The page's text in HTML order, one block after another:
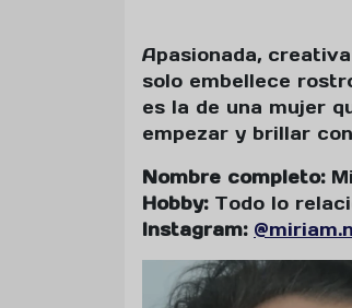
Apasionada,
solo embellece
es la de una mujer
empezar y brillar
Nombre completo:
Hobby:Todo lo
Instagram: